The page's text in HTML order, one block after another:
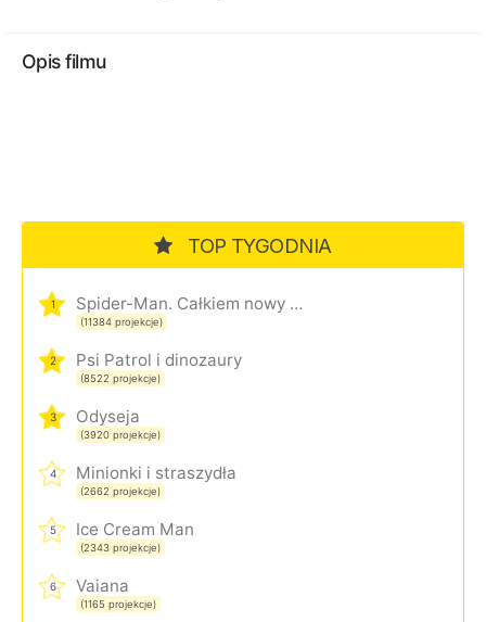
Opis filmu
TOP TYGODNIA
1 Spider-Man. Całkiem nowy dzień
(11384 projekcje)
2 Psi Patrol i dinozaury
(8522 projekcje)
3 Odyseja
(3920 projekcje)
4 Minionki i straszydła
(2662 projekcje)
5 Ice Cream Man
(2343 projekcje)
6 Vaiana
(1165 projekcje)